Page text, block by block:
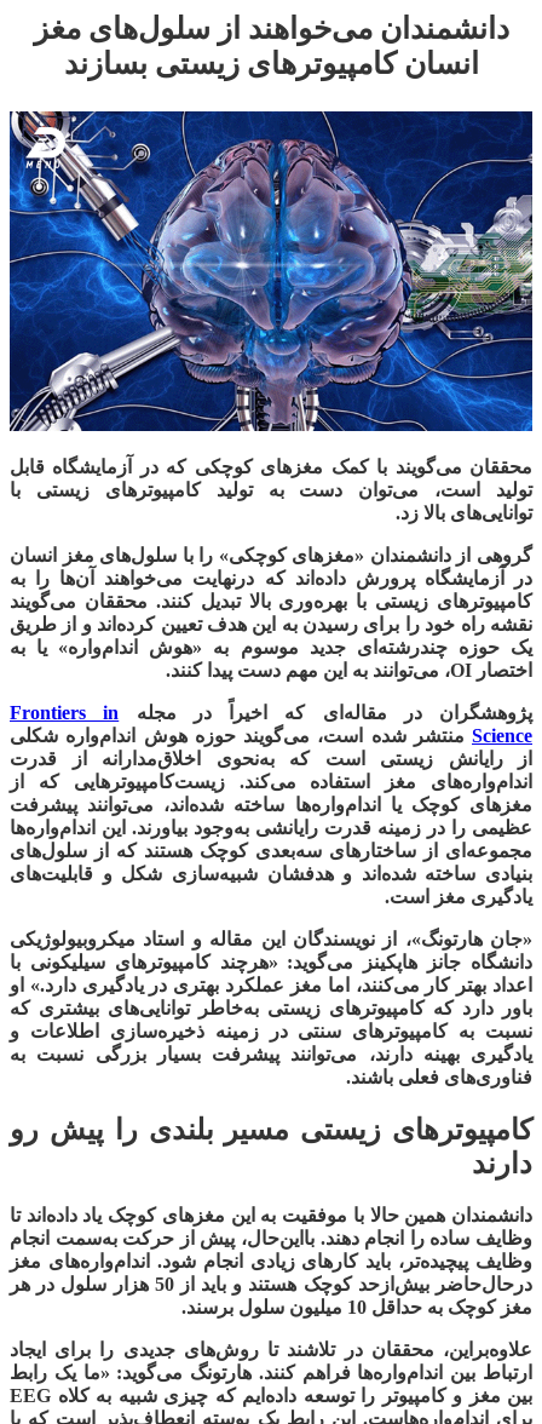
دانشمندان می‌خواهند از سلول‌های مغز
انسان کامپیوترهای زیستی بسازند
محققان می‌گویند با کمک مغز‌های کوچکی که در آزمایشگاه قابل
تولید است، می‌توان دست به تولید کامپیوترهای زیستی با
توانایی‌های بالا زد.
گروهی از دانشمندان «مغزهای کوچکی» را با سلول‌های مغز انسان
در آزمایشگاه پرورش داده‌اند که درنهایت می‌خواهند آن‌ها را به
کامپیوترهای زیستی با بهره‌وری بالا تبدیل کنند. محققان می‌گویند
نقشه راه خود را برای رسیدن به این هدف تعیین کرده‌اند و از طریق
یک حوزه چندرشته‌ای جدید موسوم به «هوش اندام‌واره» یا به
اختصار OI، می‌توانند به این مهم دست پیدا کنند.
پژوهشگران در مقاله‌ای که اخیراً در مجله Frontiers in
Science منتشر شده است، می‌گویند حوزه هوش اندام‌واره شکلی
ازرایانش زیستی است که به‌نحوی اخلاق‌مدارانه از قدرت
اندام‌واره‌های مغز استفاده می‌کند. زیست‌کامپیوترهایی که از
مغزهای کوچک یا اندام‌واره‌ها ساخته شده‌اند، می‌توانند پیشرفت
عظیمی را در زمینه قدرت رایانشی به‌وجود بیاورند. این اندام‌واره‌ها
مجموعه‌ای از ساختارهای سه‌بعدی کوچک‌ هستند که از سلول‌های
بنیادی ساخته شده‌اند و هدفشان شبیه‌سازی شکل و قابلیت‌های
یادگیری مغز است.
«جان هارتونگ»، از نویسندگان این مقاله و استاد میکروبیولوژیکی
دانشگاه جانز هاپکینز می‌گوید: «هرچند کامپیوترهای سیلیکونی با
اعداد بهتر کار می‌کنند، اما مغز عملکرد بهتری دریادگیری دارد.» او
باور دارد که کامپیوترهای زیستی به‌خاطر توانایی‌های بیشتری که
نسبت به کامپیوترهای سنتی در زمینه ذخیره‌سازی اطلاعات و
یادگیری بهینه دارند، می‌توانند پیشرفت بسیار بزرگی نسبت به
فناوری‌های فعلی باشند.
کامپیوترهای زیستی مسیر بلندی را پیش رو
دارند
دانشمندان همین حالا با موفقیت به این مغزهای کوچک یاد داده‌اند تا
وظایف ساده را انجام دهند. بااین‌حال، پیش از حرکت به‌سمت انجام
وظایف پیچیده‌تر، باید کارهای زیادی انجام شود. اندام‌واره‌های مغز
درحال‌حاضر بیش‌ازحد کوچک‌ هستند و باید از 50 هزار سلول در هر
مغز کوچک به حداقل 10 میلیون سلول برسند.
علاوه‌براین، محققان در تلاشند تا روش‌های جدیدی را برای ایجاد
ارتباط بین اندام‌واره‌ها فراهم کنند. هارتونگ می‌گوید: «ما یک رابط
بین مغز و کامپیوتر
را توسعه داده‌ایم که چیزی شبیه به کلاه EEG
برای اندام‌واره‌هاست. این رابط یک پوسته انعطاف‌پذیر است که با